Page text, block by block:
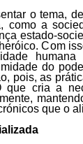
o tema,
como a
estado-
Com
do
pois, as
que cria a
que o